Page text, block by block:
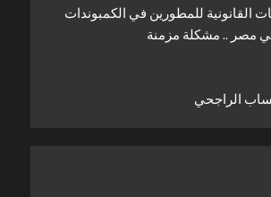
القانونية للمطورين في الكمبوندات
في مصر .. مشكلة مزمنة
الراجحي